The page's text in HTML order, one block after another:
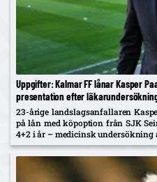
Uppgifter: Kalmar FF lånar Kasper
presentation efter
23-årige landslagsanfallaren
på lån med köpoption från SJK
4+2 i år – medicinsk undersökning